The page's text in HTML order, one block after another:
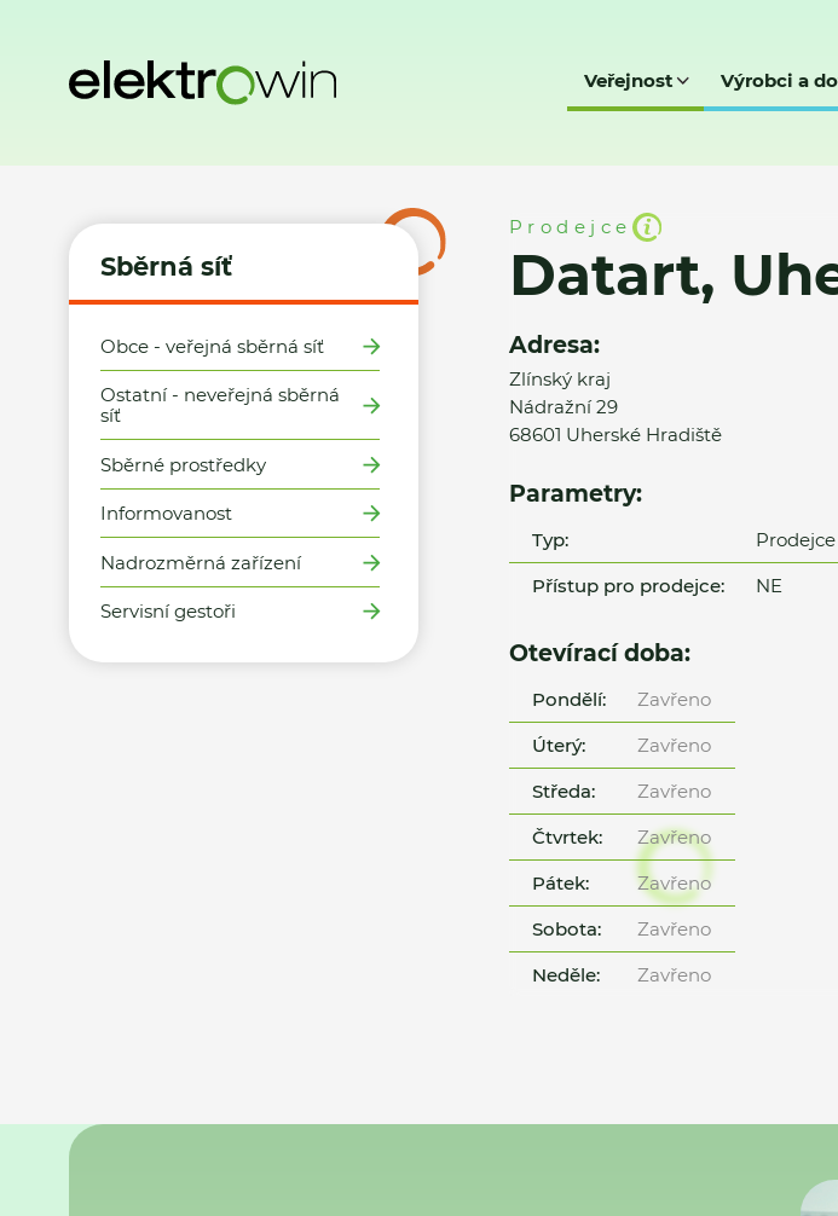
Veřejnost Výrobci a
Sběrná síť
Obce - veřejná sběrná síť
Ostatní - neveřejná sběrná
síť
Sběrné prostředky
Informovanost
Nadrozměrná zařízení
Servisní gestoři
Prodejce
Datart,
Adresa:
Zlínský kraj
Nádražní 29
68601 Uherské Hradiště
Parametry:
Typ:
Prodejce
Přístup pro prodejce:
NE
Otevírací doba:
Pondělí:
Zavřeno
Úterý:
Zavřeno
Středa:
Zavřeno
Čtvrtek:
Zavřeno
Pátek:
Zavřeno
Sobota:
Zavřeno
Neděle:
Zavřeno